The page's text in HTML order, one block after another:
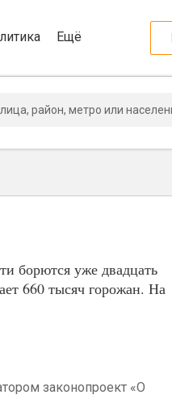
Ещё
борются уже двадцать
660 тысяч горожан. На
законопроект «О